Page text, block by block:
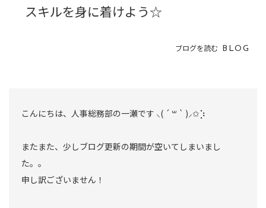
スキルを身に着けよう☆
ブログを読む BLOG
こんにちは、人事総務部の一瀬です ⸜( ´ ꒳ ` )⸝✩︎⡱
またまた、少しブログ更新の期間が空いてしまいまし
た。。
申し訳ございません！